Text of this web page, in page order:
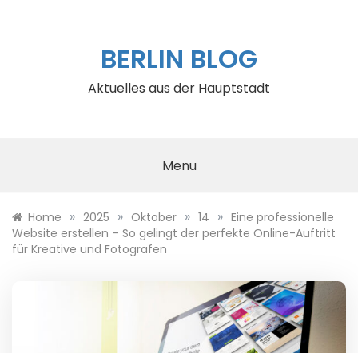
BERLIN BLOG
Aktuelles aus der Hauptstadt
Menu
Home » 2025 » Oktober » 14 » Eine professionelle
Website erstellen – So gelingt der perfekte Online-Auftritt
für Kreative und Fotografen